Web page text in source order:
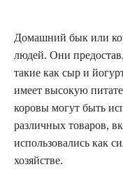
Домашний бык или
людей. Они
такие как сыр и
имеет высокую
коровы могут быть
различных товаров,
использовались как
хозяйстве.